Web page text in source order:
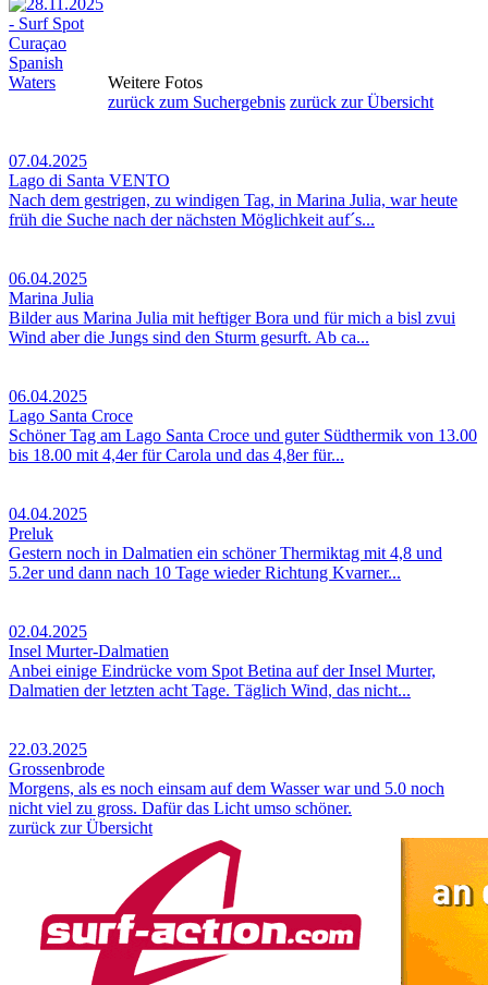
Weitere Fotos
zurück zum Suchergebnis zurück zur Übersicht
07.04.2025
Lago di Santa VENTO
Nach dem gestrigen, zu windigen Tag, in Marina Julia, war heute
früh die Suche nach der nächsten Möglichkeit auf´s...
06.04.2025
Marina Julia
Bilder aus Marina Julia mit heftiger Bora und für mich a bisl zvui
Wind aber die Jungs sind den Sturm gesurft. Ab ca...
06.04.2025
Lago Santa Croce
Schöner Tag am Lago Santa Croce und guter Südthermik von 13.00
bis 18.00 mit 4,4er für Carola und das 4,8er für...
04.04.2025
Preluk
Gestern noch in Dalmatien ein schöner Thermiktag mit 4,8 und
5.2er und dann nach 10 Tage wieder Richtung Kvarner...
02.04.2025
Insel Murter-Dalmatien
Anbei einige Eindrücke vom Spot Betina auf der Insel Murter,
Dalmatien der letzten acht Tage. Täglich Wind, das nicht...
22.03.2025
Grossenbrode
Morgens, als es noch einsam auf dem Wasser war und 5.0 noch
nicht viel zu gross. Dafür das Licht umso schöner.
zurück zur Übersicht